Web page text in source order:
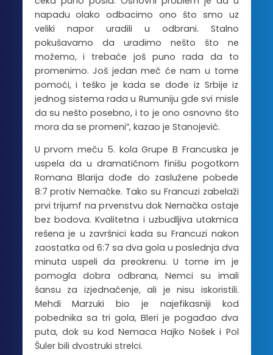
napadu olako odbacimo ono što smo uz
veliki napor uradili u odbrani. Stalno
pokušavamo da uradimo nešto što ne
možemo, i trebaće još puno rada da to
promenimo. Još jedan meč će nam u tome
pomoći, i teško je kada se dođe iz Srbije iz
jednog sistema rada u Rumuniju gde svi misle
da su nešto posebno, i to je ono osnovno što
mora da se promeni”, kazao je Stanojević.
U prvom meču 5. kola Grupe B Francuska je
uspela da u dramatičnom finišu pogotkom
Romana Blarija dođe do zaslužene pobede
8:7 protiv Nemačke. Tako su Francuzi zabelaži
prvi trijumf na prvenstvu dok Nemačka ostaje
bez bodova. Kvalitetna i uzbudljiva utakmica
rešena je u završnici kada su Francuzi nakon
zaostatka od 6:7 sa dva gola u poslednja dva
minuta uspeli da preokrenu. U tome im je
pomogla dobra odbrana, Nemci su imali
šansu za izjednačenje, ali je nisu iskoristili.
Mehdi Marzuki bio je najefikasniji kod
pobednika sa tri gola, Bleri je pogađao dva
puta, dok su kod Nemaca Hajko Nošek i Pol
Šuler bili dvostruki strelci.